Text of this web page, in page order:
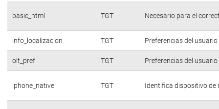
basic_html TGT Necesario para el
info_localizacion TGT Preferencias del
olt_pref TGT Preferencias del
iphone_native TGT Identifica dispositivo de